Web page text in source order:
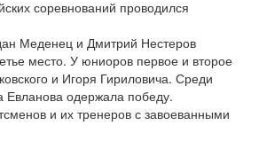
соревнований проводился
Меденец и Дмитрий Нестеров
место. У юниоров первое и второе
и Игоря Гириловича. Среди
Евланова одержала победу.
и их тренеров с завоеванными